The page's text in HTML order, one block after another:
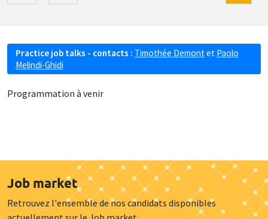
Practice job talks - contacts : Timothée Demont et Paolo
Melindi-Ghidi
Programmation à venir
Job market
Retrouvez l'ensemble de nos candidats disponibles